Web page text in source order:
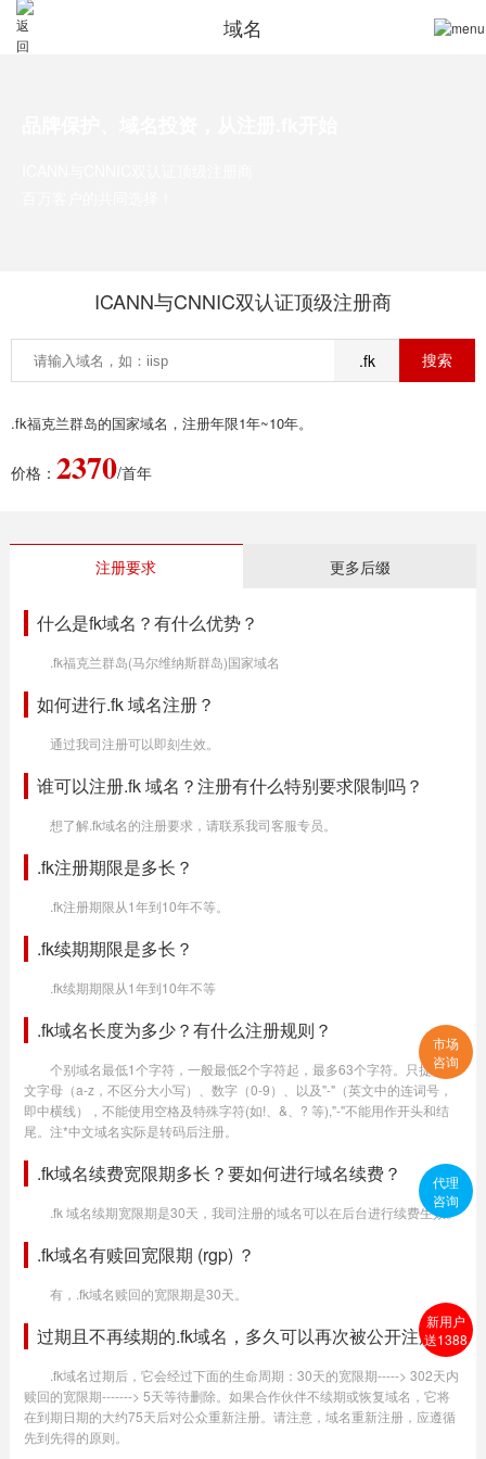
域名
ICANN与CNNIC双认证顶级注册商
.fk
.fk福克兰群岛的国家域名，注册年限1年~10年。
价格： 2370/首年
注册要求 更多后缀
什么是fk域名？有什么优势？
.fk福克兰群岛(马尔维纳斯群岛)国家域名
如何进行.fk 域名注册？
通过我司注册可以即刻生效。
谁可以注册.fk 域名？注册有什么特别要求限制吗？
想了解.fk域名的注册要求，请联系我司客服专员。
.fk注册期限是多长？
.fk注册期限从1年到10年不等。
.fk续期期限是多长？
.fk续期期限从1年到10年不等
.fk域名长度为多少？有什么注册规则？
个别域名最低1个字符，一般最低2个字符起，最多63个字符。只提供英
文字母（a-z，不区分大小写）、数字（0-9）、以及"-"（英文中的连词号，
即中横线），不能使用空格及特殊字符(如!、&、? 等),"-"不能用作开头和结
尾。注*中文域名实际是转码后注册。
.fk域名续费宽限期多长？要如何进行域名续费？
.fk 域名续期宽限期是30天，我司注册的域名可以在后台进行续费生效。
.fk域名有赎回宽限期 (rgp) ？
有，.fk域名赎回的宽限期是30天。
过期且不再续期的.fk域名，多久可以再次被公开注册？
.fk域名过期后，它会经过下面的生命周期：30天的宽限期-----> 302天内
赎回的宽限期-------> 5天等待删除。如果合作伙伴不续期或恢复域名，它将
在到期日期的大约75天后对公众重新注册。请注意，域名重新注册，应遵循
先到先得的原则。
市场
咨询
代理
咨询
新用户
送1388